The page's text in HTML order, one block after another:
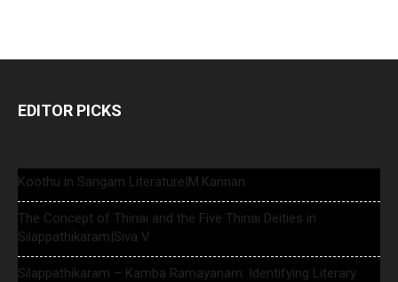
EDITOR PICKS
Koothu in Sangam Literature|M.Kannan
The Concept of Thinai and the Five Thinai Deities in
Silappathikaram|Siva V
Silappathikaram – Kamba Ramayanam: Identifying Literary